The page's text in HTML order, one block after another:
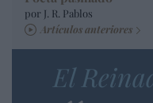
por J. R. Pablos
Artículos anteriores
El